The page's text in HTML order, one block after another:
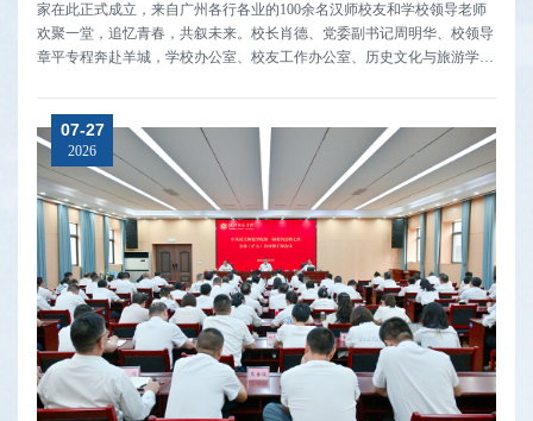
家在此正式成立，来自广州各行各业的100余名汉师校友和学校领导老师
欢聚一堂，追忆青春，共叙未来。校长肖德、党委副书记周明华、校领导
章平专程奔赴羊城，学校办公室、校友工作办公室、历史文化与旅游学院
幕。原物理系199...
07-27
2026